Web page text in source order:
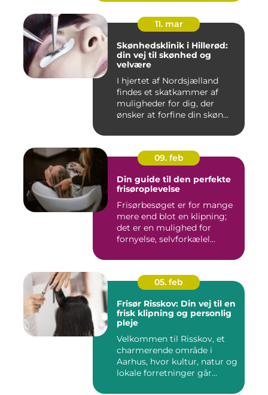
11. mar
Skønhedsklinik i Hillerød:
din vej til skønhed og
velvære
I hjertet af Nordsjælland
findes et skatkammer af
muligheder for dig, der
ønsker at forfine din skøn...
09. feb
Din guide til den perfekte
frisøroplevelse
Frisørbesøget er for mange
mere end blot en klipning;
det er en mulighed for
fornyelse, selvforkælel...
05. feb
Frisør Risskov: Din vej til en
frisk klipning og personlig
pleje
Velkommen til Risskov, et
charmerende område i
Aarhus, hvor kultur, natur og
lokale forretninger går...